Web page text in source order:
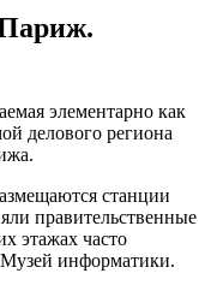
элементарно как
делового региона
станции
правительственные
этажах часто
информатики.